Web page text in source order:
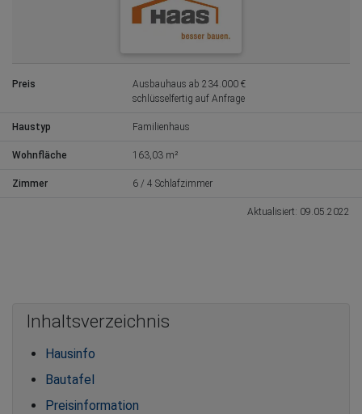
Preis
Ausbauhaus ab 234.000 €
schlüsselfertig auf Anfrage
Haustyp Familienhaus
Wohnfläche 163,03 m²
Zimmer 6 / 4 Schlafzimmer
Aktualisiert: 09.05.2022
Inhaltsverzeichnis
Hausinfo
Bautafel
Preisinformation